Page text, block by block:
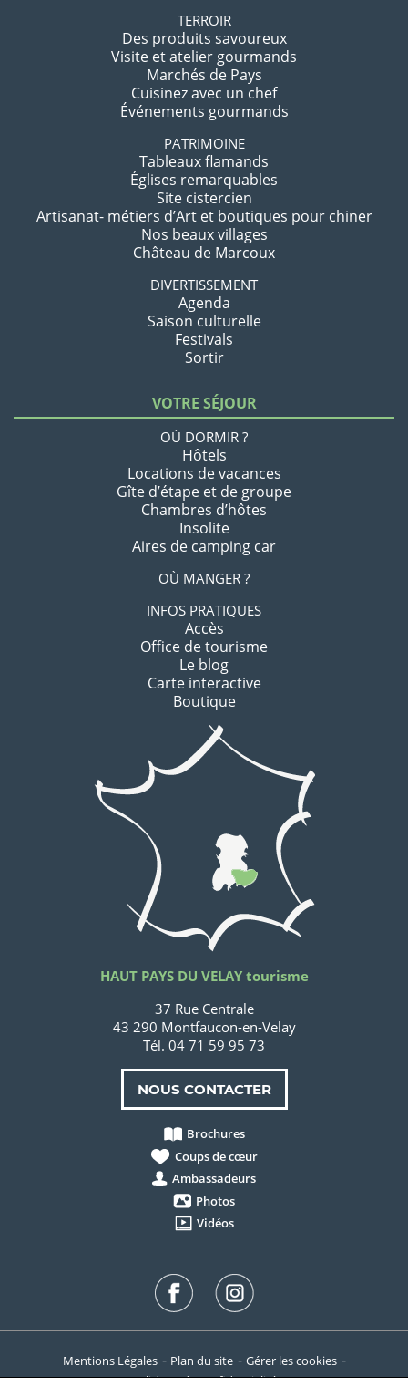
TERROIR
Des produits savoureux
Visite et atelier gourmands
Marchés de Pays
Cuisinez avec un chef
Événements gourmands
PATRIMOINE
Tableaux flamands
Églises remarquables
Site cistercien
Artisanat- métiers d’Art et boutiques pour chiner
Nos beaux villages
Château de Marcoux
DIVERTISSEMENT
Agenda
Saison culturelle
Festivals
Sortir
VOTRE SÉJOUR
OÙ DORMIR ?
Hôtels
Locations de vacances
Gîte d’étape et de groupe
Chambres d’hôtes
Insolite
Aires de camping car
OÙ MANGER ?
INFOS PRATIQUES
Accès
Office de tourisme
Le blog
Carte interactive
Boutique
HAUT PAYS DU VELAY tourisme
37 Rue Centrale
43 290 Montfaucon-en-Velay
Tél. 04 71 59 95 73
NOUS CONTACTER
Brochures
Coups de cœur
Ambassadeurs
Photos
Vidéos
Mentions Légales Plan du site
Gérer les cookies
Politique de confidentialité